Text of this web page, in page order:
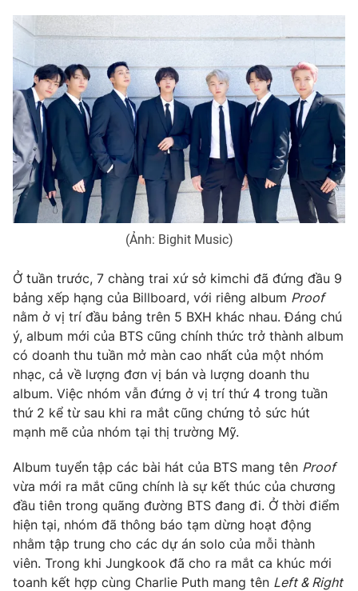
Học trực tuyến
Hitech Công nghệ tương lai
Sản phẩm
Thị trường
Tư vấn
Giao lưu trực tuyến
Lịch phát sóng
Chuyên mục khác
Emagazine Podcast
Infographic
Video Shorts video
VTV Money VTV Thể thao
VTV Sức khoẻ Bất động sản
Thị trường 24h Tấm lòng Việt
VTV4 Vươn mình bằng AI
VTV9 VTV8
Liên hệ tòa soạn English
(Ảnh: Bighit Music)
Ở tuần trước, 7 chàng trai xứ sở kimchi đã đứng đầu 9
bảng xếp hạng của Billboard, với riêng album Proof
nằm ở vị trí đầu bảng trên 5 BXH khác nhau. Đáng chú
ý, album mới của BTS cũng chính thức trở thành album
có doanh thu tuần mở màn cao nhất của một nhóm
nhạc, cả về lượng đơn vị bán và lượng doanh thu
album. Việc nhóm vẫn đứng ở vị trí thứ 4 trong tuần
thứ 2 kể từ sau khi ra mắt cũng chứng tỏ sức hút
mạnh mẽ của nhóm tại thị trường Mỹ.
Album tuyển tập các bài hát của BTS mang tên Proof
vừa mới ra mắt cũng chính là sự kết thúc của chương
đầu tiên trong quãng đường BTS đang đi. Ở thời điểm
hiện tại, nhóm đã thông báo tạm dừng hoạt động
nhằm tập trung cho các dự án solo của mỗi thành
viên. Trong khi Jungkook đã cho ra mắt ca khúc mới
toanh kết hợp cùng Charlie Puth mang tên Left & Right